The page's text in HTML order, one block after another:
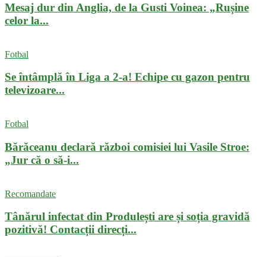
Mesaj dur din Anglia, de la Gusti Voinea: „Rușine
celor la...
Fotbal
Se întâmplă în Liga a 2-a! Echipe cu gazon pentru
televizoare...
Fotbal
Bărăceanu declară război comisiei lui Vasile Stroe:
„Jur că o să-i...
Recomandate
Tânărul infectat din Produlești are și soția gravidă
pozitivă! Contacții direcți...